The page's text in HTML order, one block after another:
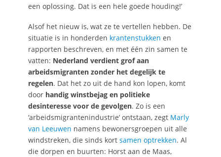
een oplossing. Dat is een hele goede houding!’
Alsof het nieuw is, wat ze te vertellen hebben. De
situatie is in honderden krantenstukken en
rapporten beschreven, en met één zin samen te
vatten: Nederland verdient grof aan
arbeidsmigranten zonder het degelijk te
regelen. Dat het zo uit de hand kon lopen, komt
door handig winstbejag en politieke
desinteresse voor de gevolgen. Zo is een
‘arbeidsmigrantenindustrie’ ontstaan, zegt Marly
van Leeuwen namens bewonersgroepen uit alle
windstreken, die sinds kort samen optrekken. Al
die dorpen en buurten: Horst aan de Maas,